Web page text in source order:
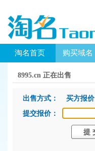
淘名首页 购买域名
8995.cn 正在出售
出售方式： 买方报价
提交报价：